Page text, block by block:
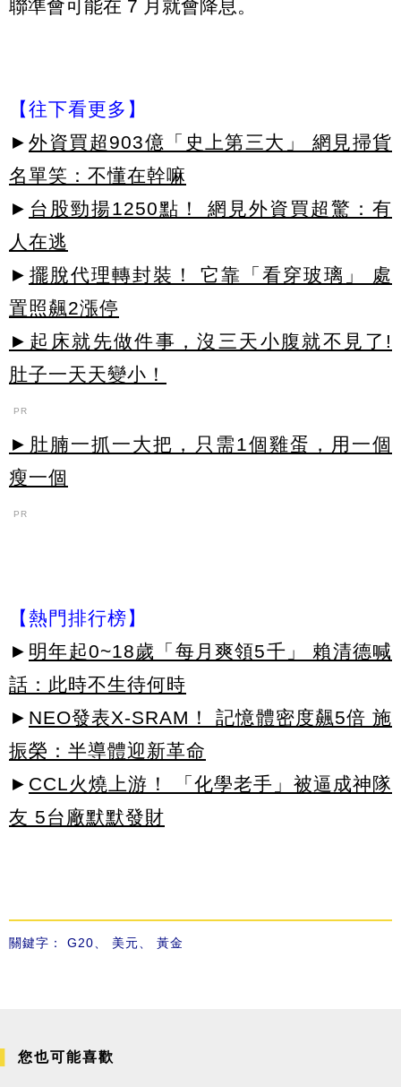
聯準會可能在 7 月就會降息。
【往下看更多】
► 外資買超903億「史上第三大」 網見掃貨
名單笑：不懂在幹嘛
► 台股勁揚1250點！ 網見外資買超驚：有
人在逃
► 擺脫代理轉封裝！ 它靠「看穿玻璃」 處
置照飆2漲停
►起床就先做件事，沒三天小腹就不見了!
肚子一天天變小！
PR
►肚腩一抓一大把，只需1個雞蛋，用一個
瘦一個
PR
【熱門排行榜】
► 明年起0~18歲「每月爽領5千」 賴清德喊
話：此時不生待何時
► NEO發表X-SRAM！ 記憶體密度飆5倍 施
振榮：半導體迎新革命
► CCL火燒上游！ 「化學老手」被逼成神隊
友 5台廠默默發財
關鍵字： G20 美元 黃金
您也可能喜歡